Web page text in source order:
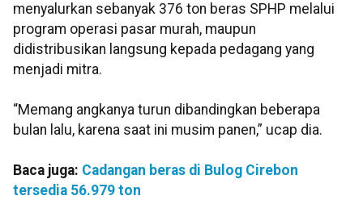
menyalurkan sebanyak 376 ton beras SPHP melalui
program operasi pasar murah, maupun
didistribusikan langsung kepada pedagang yang
menjadi mitra.
“Memang angkanya turun dibandingkan beberapa
bulan lalu, karena saat ini musim panen,” ucap dia.
Baca juga: Cadangan beras di Bulog Cirebon
tersedia 56.979 ton